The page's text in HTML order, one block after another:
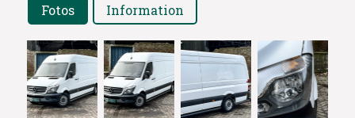
Fotos Information